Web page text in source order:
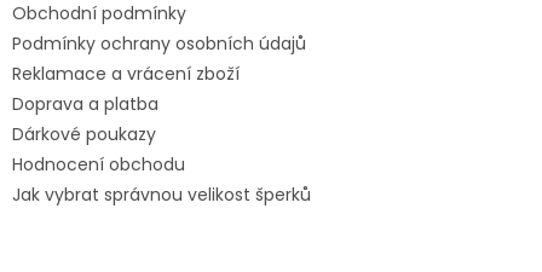
Obchodní podmínky
Podmínky ochrany osobních údajů
Reklamace a vrácení zboží
Doprava a platba
Dárkové poukazy
Hodnocení obchodu
Jak vybrat správnou velikost šperků